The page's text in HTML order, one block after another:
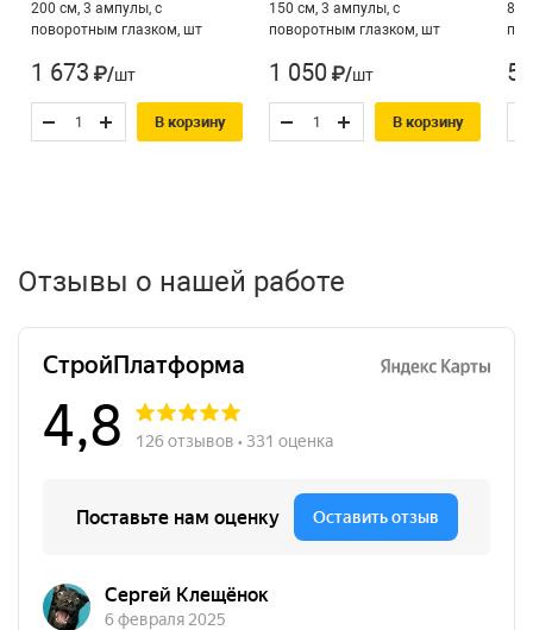
200 см, 3 ампулы, с
поворотным глазком, шт
1 673 ₽/шт
В корзину
150 см, 3 ампулы, с
поворотным глазком, шт
1 050 ₽/шт
В корзину
80
Отзывы о нашей работе